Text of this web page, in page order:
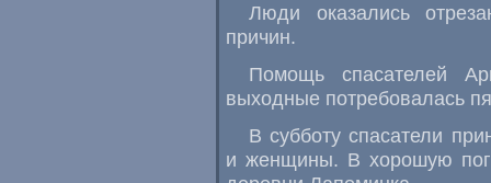
Люди оказались
причин.
Помощь спасателей
выходные потребовалась
В субботу спасатели
и женщины. В хорошую